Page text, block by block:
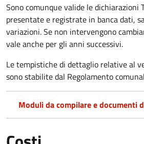
Sono comunque valide le dichiarazioni
presentate e registrate in banca dati,
variazioni. Se non intervengono
vale anche per gli anni successivi.
Le tempistiche di dettaglio relative al
sono stabilite dal Regolamento
Moduli da compilare e documenti